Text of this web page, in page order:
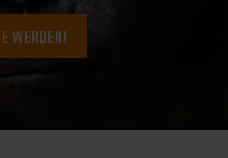
WERDEN!